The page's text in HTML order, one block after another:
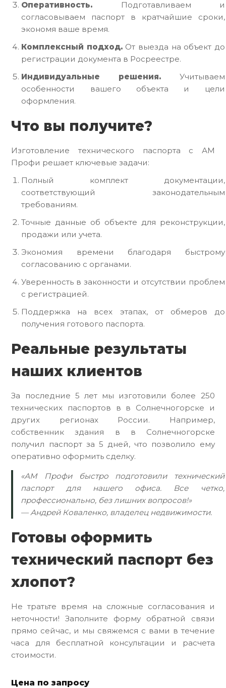
Оперативность. Подготавливаем и
согласовываем паспорт в кратчайшие сроки,
экономя ваше время.
Комплексный подход.От выезда на объект до
регистрации документа в Росреестре.
Индивидуальные решения. Учитываем
особенности вашего объекта и цели
оформления.
Что вы получите?
Изготовление технического паспорта с АМ
Профи решает ключевые задачи:
Полный комплект документации,
соответствующий законодательным
требованиям.
Точные данные об объекте для реконструкции,
продажи или учета.
Экономия времени благодаря быстрому
согласованию с органами.
Уверенность в законности и отсутствии проблем
с регистрацией.
Поддержка на всех этапах, от обмеров до
получения готового паспорта.
Реальные результаты
наших клиентов
За последние 5 лет мы изготовили более 250
технических паспортов в в Солнечногорске и
других регионах России. Например,
собственник здания в в Солнечногорске
получил паспорт за 5 дней, что позволило ему
оперативно оформить сделку.
«АМ Профи быстро подготовили технический
паспорт для нашего офиса. Все четко,
профессионально, без лишних вопросов!»
— Андрей Коваленко, владелец недвижимости.
Готовы оформить
технический паспорт без
хлопот?
Не тратьте время на сложные согласования и
неточности! Заполните форму обратной связи
прямо сейчас, и мы свяжемся с вами в течение
часа для бесплатной консультации и расчета
стоимости.
Цена по запросу